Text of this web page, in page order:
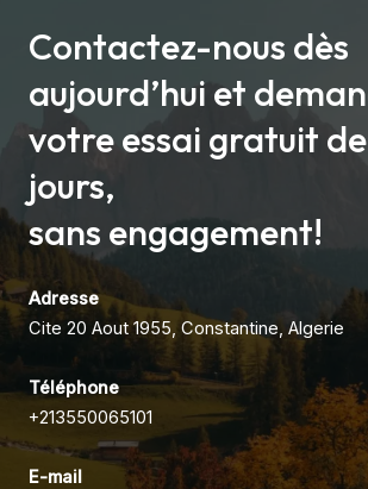
Contactez-nous dès
aujourd’hui et
votre essai gratuit
jours,
sans engagement!
Adresse
Cite 20 Aout 1955, Constantine, Algerie
Téléphone
+213550065101
E-mail